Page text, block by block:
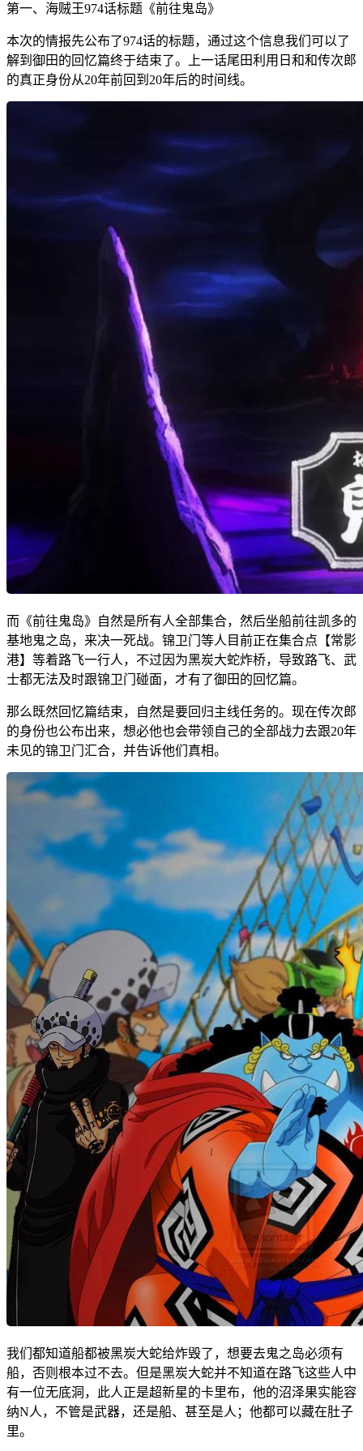
第一、海贼王974话标题《前往鬼岛》
本次的情报先公布了974话的标题，通过这个信息我们可以了
解到御田的回忆篇终于结束了。上一话尾田利用日和和传次郎
的真正身份从20年前回到20年后的时间线。
而《前往鬼岛》自然是所有人全部集合，然后坐船前往凯多的
基地鬼之岛，来决一死战。锦卫门等人目前正在集合点【常影
港】等着路飞一行人，不过因为黑炭大蛇炸桥，导致路飞、武
士都无法及时跟锦卫门碰面，才有了御田的回忆篇。
那么既然回忆篇结束，自然是要回归主线任务的。现在传次郎
的身份也公布出来，想必他也会带领自己的全部战力去跟20年
未见的锦卫门汇合，并告诉他们真相。
我们都知道船都被黑炭大蛇给炸毁了，想要去鬼之岛必须有
船，否则根本过不去。但是黑炭大蛇并不知道在路飞这些人中
有一位无底洞，此人正是超新星的卡里布，他的沼泽果实能容
纳N人，不管是武器，还是船、甚至是人；他都可以藏在肚子
里。